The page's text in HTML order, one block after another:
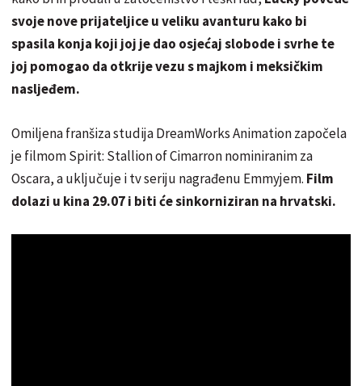
svoje nove prijateljice u veliku avanturu kako bi
spasila konja koji joj je dao osjećaj slobode i svrhe te
joj pomogao da otkrije vezu s majkom i meksičkim
nasljeđem.
Omiljena franšiza studija DreamWorks Animation započela
je filmom Spirit: Stallion of Cimarron nominiranim za
Oscara, a uključuje i tv seriju nagrađenu Emmyjem. Film
dolazi u kina 29.07 i biti će sinkorniziran na hrvatski.